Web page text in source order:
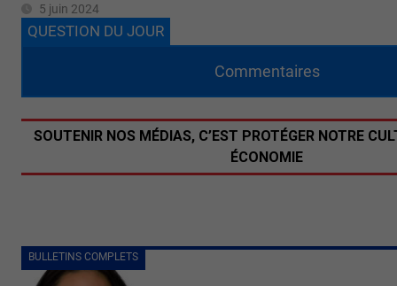
5 juin 2024
BULLETINS COMPLETS
QUESTION DU JOUR
Commentaires
SOUTENIR NOS MÉDIAS, C’EST PROTÉGER NOTRE
ÉCONOMIE